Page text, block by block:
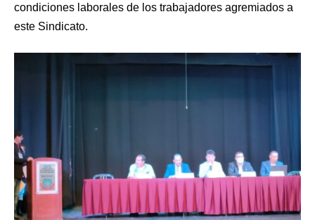
condiciones laborales de los trabajadores agremiados a
este Sindicato.